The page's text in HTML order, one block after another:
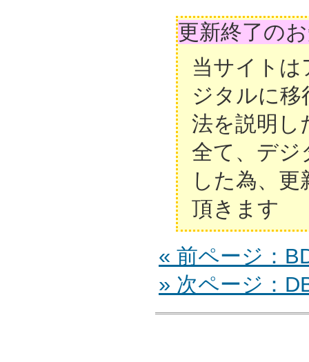
更新終了の
当サイト
ジタルに移
法を説明し
全て、デジ
した為、
頂きます
« 前ページ：
» 次ページ：